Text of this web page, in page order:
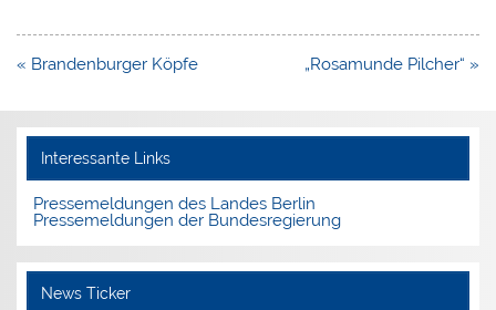
Beitragsnavigation
« Brandenburger Köpfe „Rosamunde Pilcher“ »
Interessante Links
Pressemeldungen des Landes Berlin
Pressemeldungen der Bundesregierung
News Ticker